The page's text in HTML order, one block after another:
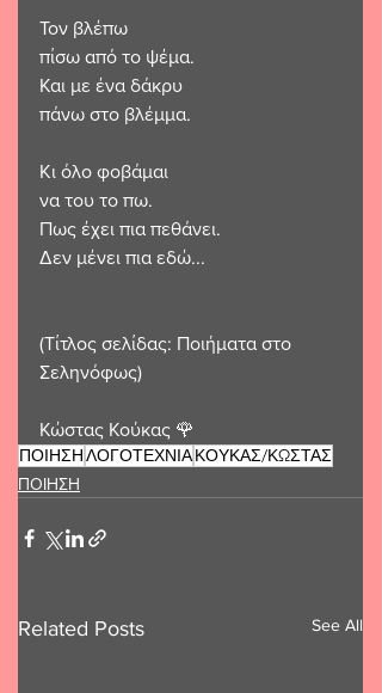
Τον βλέπω
πίσω από το ψέμα.
Και με ένα δάκρυ
πάνω στο βλέμμα.
Κι όλο φοβάμαι
να του το πω.
Πως έχει πια πεθάνει.
Δεν μένει πια εδώ...
(Τίτλος σελίδας: Ποιήματα στο
Σεληνόφως)
Κώστας Κούκας 🌹
ΠΟΙΗΣΗΛΟΓΟΤΕΧΝΙΑΚΟΥΚΑΣ/ΚΩΣΤΑΣ
ΠΟΙΗΣΗ
Related Posts See All